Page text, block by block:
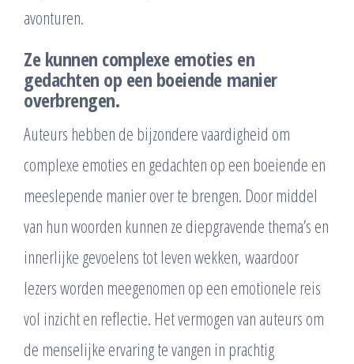
avonturen.
Ze kunnen complexe emoties en
gedachten op een boeiende manier
overbrengen.
Auteurs hebben de bijzondere vaardigheid om
complexe emoties en gedachten op een boeiende en
meeslepende manier over te brengen. Door middel
van hun woorden kunnen ze diepgravende thema’s en
innerlijke gevoelens tot leven wekken, waardoor
lezers worden meegenomen op een emotionele reis
vol inzicht en reflectie. Het vermogen van auteurs om
de menselijke ervaring te vangen in prachtig